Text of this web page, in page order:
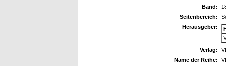
Band:
Seitenbereich:
Herausgeber:
Verlag:
Name der Reihe: